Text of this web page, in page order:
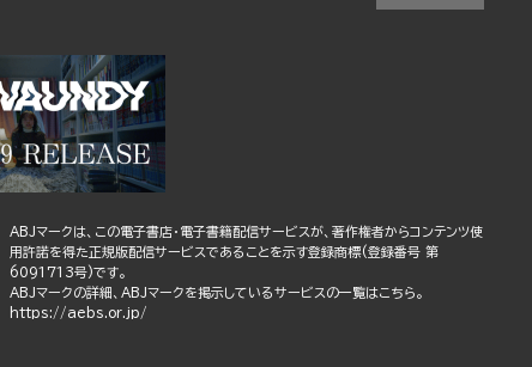
ABJマークは、この電子書店・電子書籍配信サービスが、著作権者からコンテンツ使
用許諾を得た正規版配信サービスであることを示す登録商標(登録番号 第
6091713号)です。
ABJマークの詳細、ABJマークを掲示しているサービスの一覧はこちら。
https://aebs.or.jp/